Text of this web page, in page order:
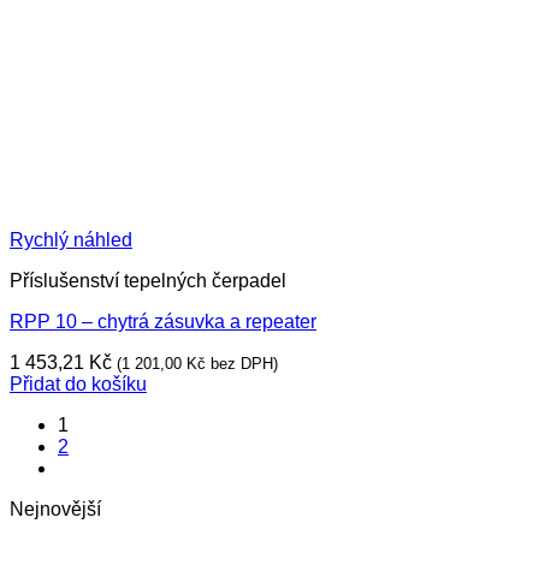
Rychlý náhled
Příslušenství tepelných čerpadel
RPP 10 – chytrá zásuvka a repeater
1 453,21 Kč (1 201,00 Kč bez DPH)
Přidat do košíku
1
2
Nejnovější